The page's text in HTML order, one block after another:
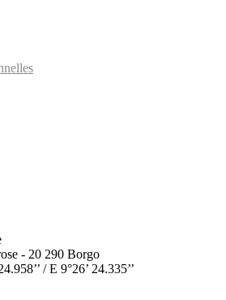
- 20 290 Borgo
/ E 9°26’ 24.335’’